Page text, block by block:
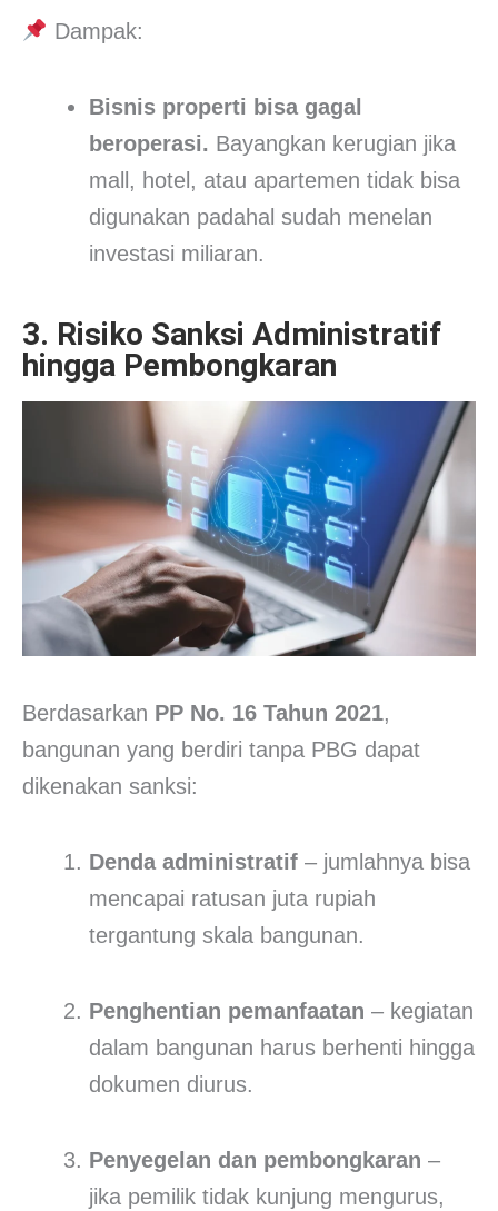
Dampak:
Bisnis properti bisa gagal
beroperasi. Bayangkan kerugian jika
mall, hotel, atau apartemen tidak bisa
digunakan padahal sudah menelan
investasi miliaran.
3. Risiko Sanksi Administratif
hingga Pembongkaran
Berdasarkan PP No. 16 Tahun 2021,
bangunan yang berdiri tanpa PBG dapat
dikenakan sanksi:
Denda administratif – jumlahnya bisa
mencapai ratusan juta rupiah
tergantung skala bangunan.
Penghentian pemanfaatan – kegiatan
dalam bangunan harus berhenti hingga
dokumen diurus.
Penyegelan dan pembongkaran –
jika pemilik tidak kunjung mengurus,